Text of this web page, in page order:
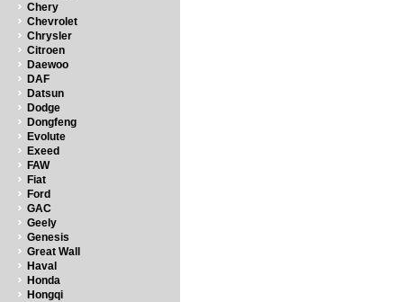
Chery
Chevrolet
Chrysler
Citroen
Daewoo
DAF
Datsun
Dodge
Dongfeng
Evolute
Exeed
FAW
Fiat
Ford
GAC
Geely
Genesis
Great Wall
Haval
Honda
Hongqi